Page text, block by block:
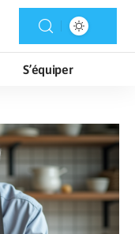
S’équiper